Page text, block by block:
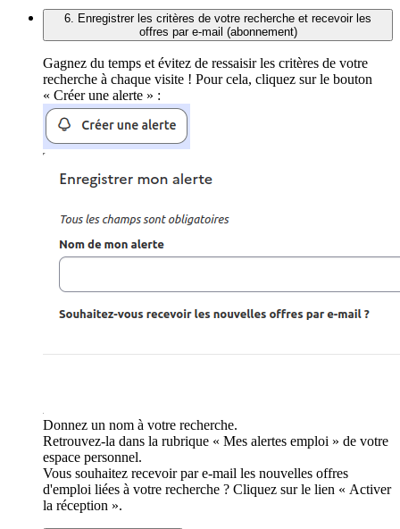
6. Enregistrer les critères de votre recherche et recevoir les
offres par e-mail (abonnement)
Gagnez du temps et évitez de ressaisir les critères de votre
recherche à chaque visite ! Pour cela, cliquez sur le bouton
« Créer une alerte » :
Donnez un nom à votre recherche.
Retrouvez-la dans la rubrique « Mes alertes emploi » de votre
espace personnel.
Vous souhaitez recevoir par e-mail les nouvelles offres
d'emploi liées à votre recherche ? Cliquez sur le lien « Activer
la réception ».